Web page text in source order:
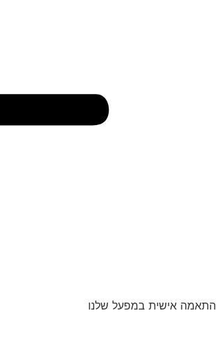
התאמה אישית במפעל שלנו